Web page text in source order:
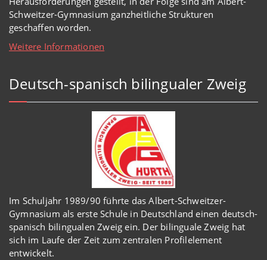
Schweitzer-Gymnasium ganzheitliche Strukturen
geschaffen worden.
Weitere Informationen
Deutsch-spanisch bilingualer Zweig
Im Schuljahr 1989/90 führte das Albert-Schweitzer-
Gymnasium als erste Schule in Deutschland einen deutsch-
spanisch bilingualen Zweig ein. Der bilinguale Zweig hat
sich im Laufe der Zeit zum zentralen Profilelement
entwickelt.